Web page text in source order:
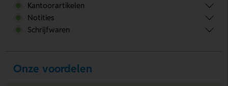
Kantoorartikelen
Notities
Schrijfwaren
Onze voordelen